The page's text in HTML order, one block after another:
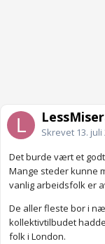
Skrevet 13. juli
Det burde vært et
Mange steder kunne
vanlig arbeidsfolk er
De aller fleste bor i
kollektivtilbudet
folk i London.